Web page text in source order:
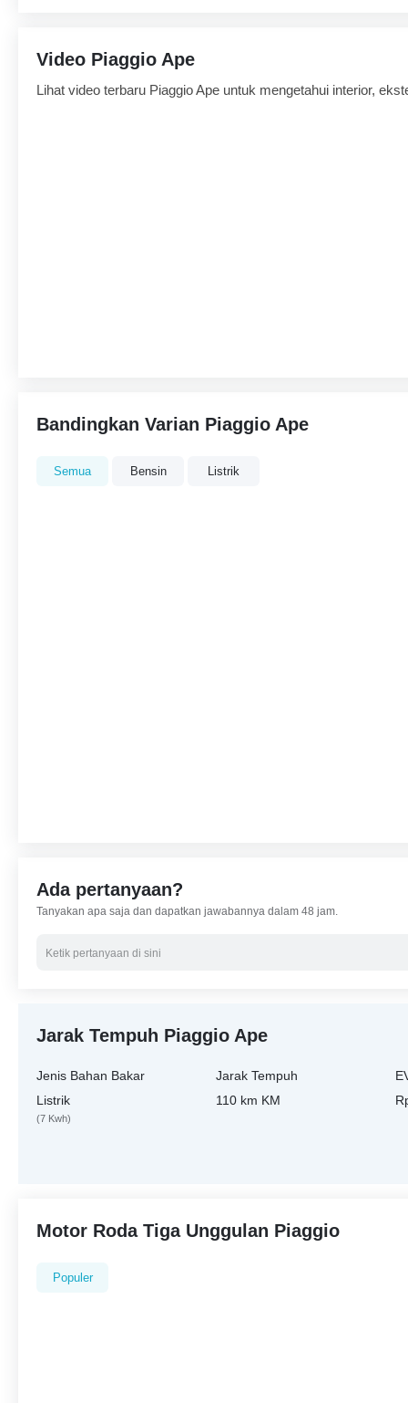
Video Piaggio Ape
Lihat video terbaru Piaggio Ape untuk mengetahui interior,
Bandingkan Varian Piaggio Ape
Semua Bensin Listrik
Ada pertanyaan?
Tanyakan apa saja dan dapatkan jawabannya dalam 48 jam.
Jarak Tempuh Piaggio Ape
Jenis Bahan Bakar Jarak Tempuh
Listrik
(7 Kwh)
110 km KM
Motor Roda Tiga Unggulan Piaggio
Populer